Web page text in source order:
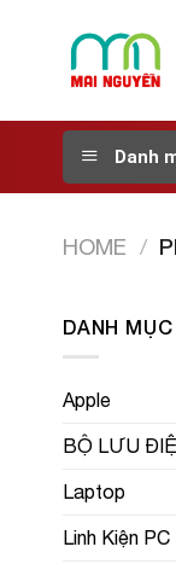
Danh
HOME /
DANH
Apple
BỘ LƯU
Laptop
Linh Kiện PC